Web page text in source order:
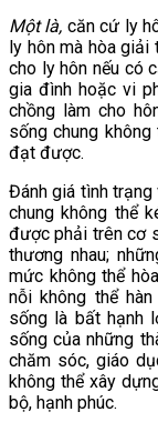
Một là, căn cứ ly
ly hôn mà hòa giải
cho ly hôn nếu có
gia đình hoặc vi
chồng làm cho
sống chung
đạt được.
Đánh giá tình
chung không thể
được phải trên cơ
thương nhau;
mức không thể
nỗi không thể
sống là bất hạnh
sống của những
chăm sóc, giáo
không thể xây
bộ, hạnh phúc.